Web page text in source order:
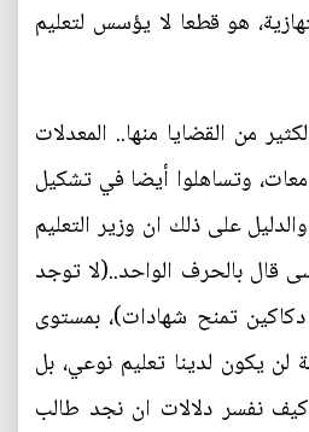
هو قطعا لا يؤسس لتعليم
من القضايا منها.. المعدلات
وتساهلوا أيضا في تشكيل
على ذلك ان وزير التعليم
قال بالحرف الواحد..(لا توجد
دكاكين تمنح شهادات)، بمستوى
لن يكون لدينا تعليم نوعي، بل
نفسر دلالات ان نجد طالب